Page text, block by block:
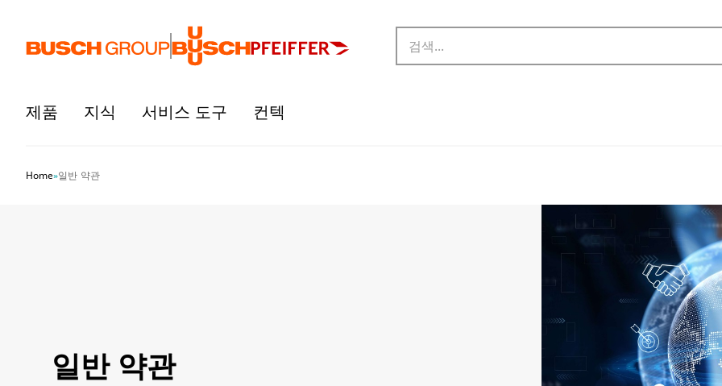
제품 지식 서비스 도구 컨텍
Home»일반 약관
일반 약관